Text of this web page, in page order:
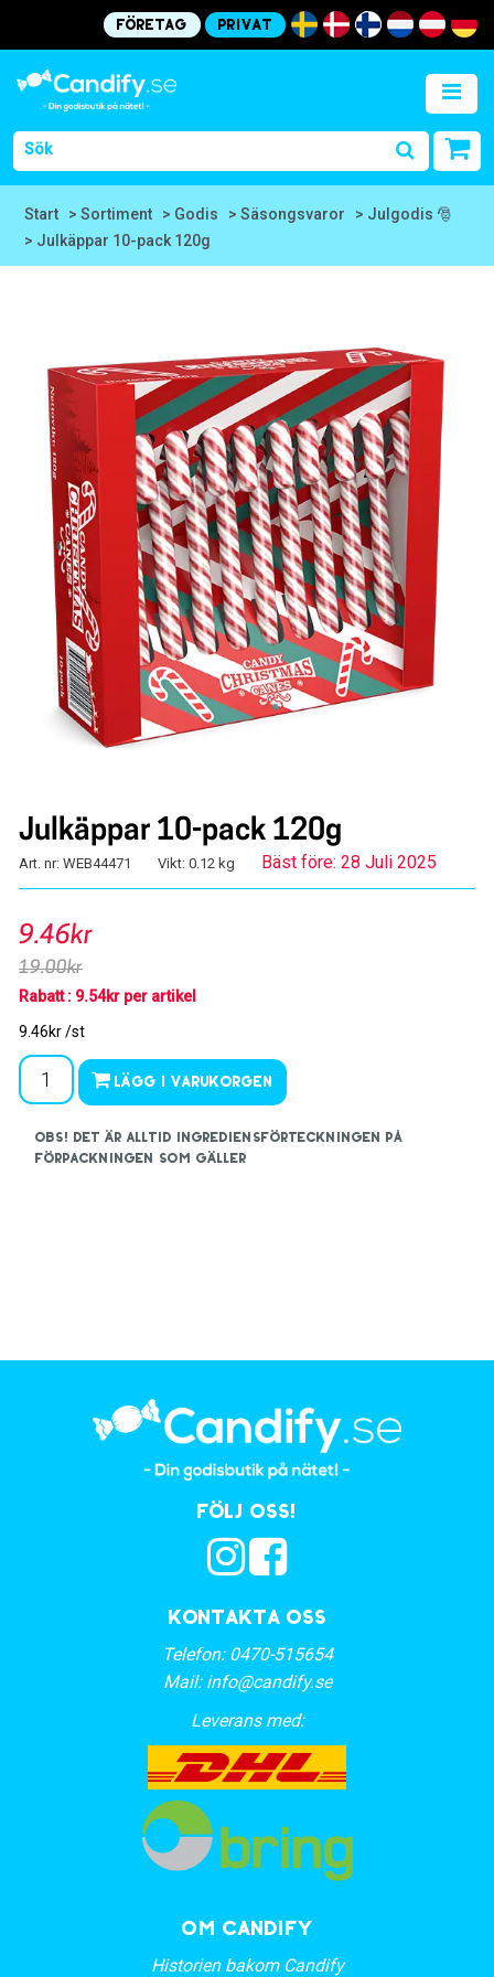
Företag Privat
Start > Sortiment > Godis > Säsongsvaror
> Julgodis 🎅
> Julkäppar 10-pack 120g
Julkäppar 10-pack 120g
Art. nr: WEB44471 Vikt: 0.12 kg Bäst före: 28 Juli 2025
9.46kr
19.00kr
Rabatt : 9.54kr per artikel
9.46kr /st
Lägg i varukorgen
OBS! Det är alltid ingrediensförteckningen på
förpackningen som gäller
Kontakta oss
Telefon: 0470-515654
Mail: info@candify.se
Leverans med:
Följ oss!
OM CANDIFY
Historien bakom Candify